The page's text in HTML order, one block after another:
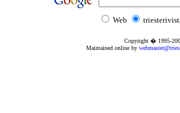
Web
Copyright � 1995-
Maintained online by